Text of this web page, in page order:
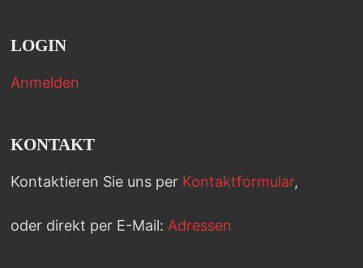
LOGIN
Anmelden
KONTAKT
Kontaktieren Sie uns per Kontaktformular,
oder direkt per E-Mail: Adressen